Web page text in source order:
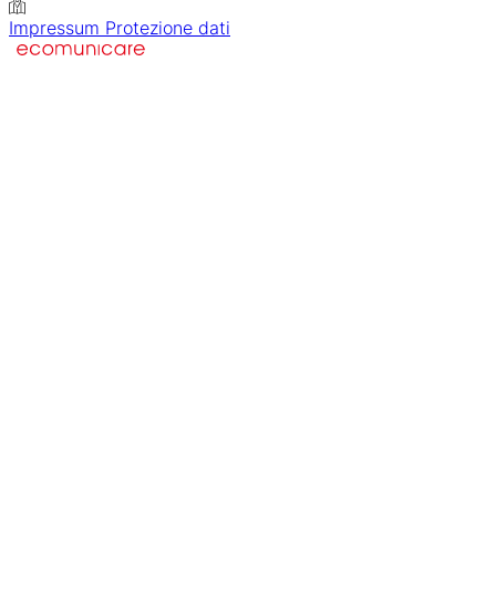
Impressum Protezione dati